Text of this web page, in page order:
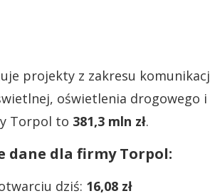
projekty z zakresu
oświetlenia drogowego
Torpol to 381,3 mln zł.
dane dla firmy Torpol:
dziś: 16,08 zł